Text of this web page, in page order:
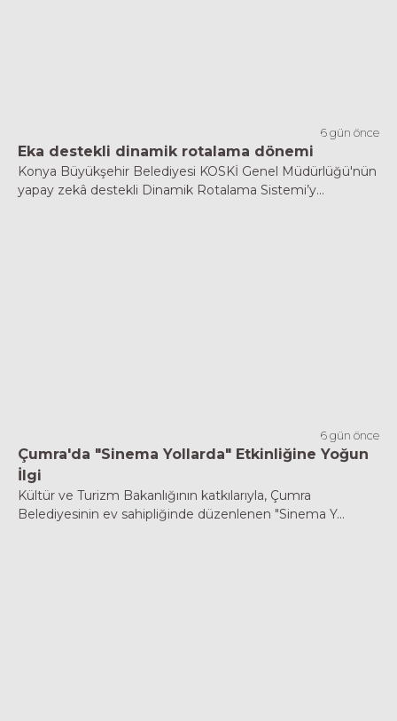
6 gün önce
Eka destekli dinamik rotalama dönemi
Konya Büyükşehir Belediyesi KOSKİ Genel Müdürlüğü'nün
yapay zekâ destekli Dinamik Rotalama Sistemi’y...
6 gün önce
Çumra'da "Sinema Yollarda" Etkinliğine Yoğun
İlgi
Kültür ve Turizm Bakanlığının katkılarıyla, Çumra
Belediyesinin ev sahipliğinde düzenlenen "Sinema Y...